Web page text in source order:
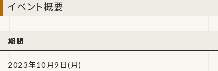
イベント概要
期間
2023年10月9日(月)